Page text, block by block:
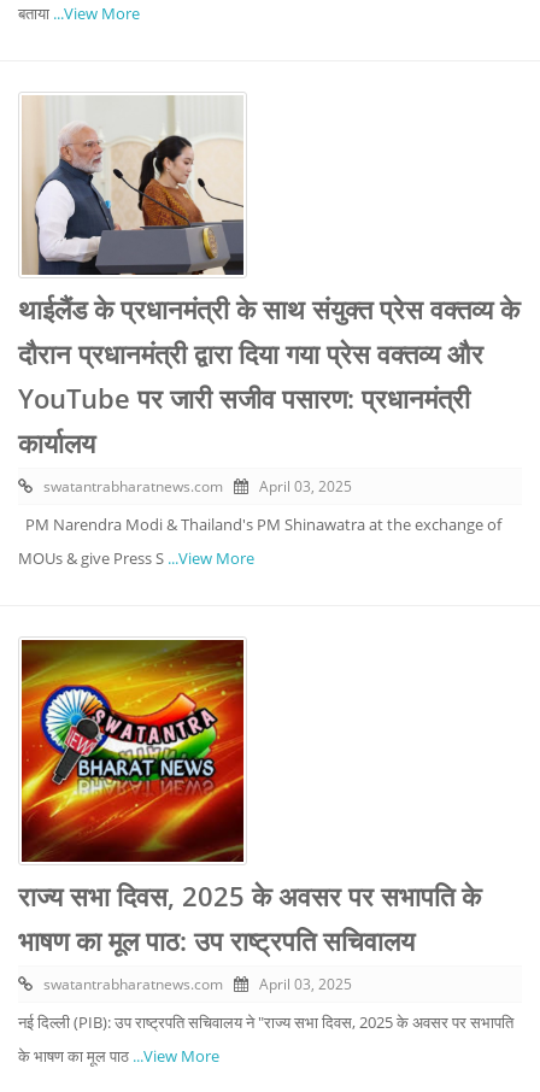
बताया ...View More
थाईलैंड के प्रधानमंत्री के साथ संयुक्त प्रेस वक्तव्य के
दौरान प्रधानमंत्री द्वारा दिया गया प्रेस वक्तव्य और
YouTube पर जारी सजीव पसारण: प्रधानमंत्री
कार्यालय
swatantrabharatnews.com April 03, 2025
PM Narendra Modi & Thailand's PM Shinawatra at the exchange of
MOUs & give Press S ...View More
राज्य सभा दिवस, 2025 के अवसर पर सभापति के
भाषण का मूल पाठ: उप राष्ट्रपति सचिवालय
swatantrabharatnews.com April 03, 2025
नई दिल्ली (PIB): उप राष्ट्रपति सचिवालय ने "राज्य सभा दिवस, 2025 के अवसर पर सभापति
के भाषण का मूल पाठ ...View More